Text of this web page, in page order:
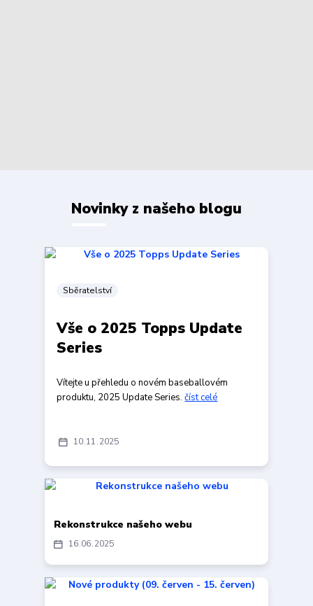
Novinky z našeho blogu
10 11 2025
Sběratelství
Vše o 2025 Topps Update
Series
Vítejte u přehledu o novém baseballovém
produktu, 2025 Update Series.číst celé
16 06 2025
Rekonstrukce našeho webu